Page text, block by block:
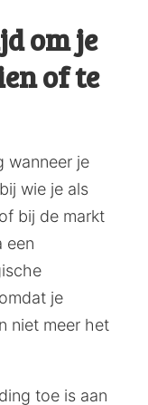
om je
of te
wanneer je
wie je als
bij de markt
een
je
niet meer het
toe is aan